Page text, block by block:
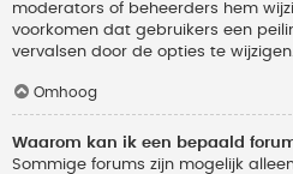
moderators of beheerders hem
voorkomen dat gebruikers een
vervalsen door de opties te wijzigen.
Omhoog
Waarom kan ik een bepaald
Sommige forums zijn mogelijk